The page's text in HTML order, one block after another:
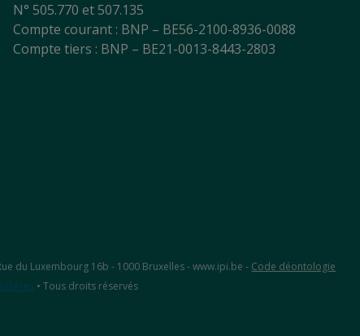
N° 505.770 et 507.135
Compte courant : BNP – BE56-2100-8936-0088
Compte tiers : BNP – BE21-0013-8443-2803
du Luxembourg 16b - 1000 Bruxelles - www.ipi.be - Code déontologie
• Tous droits réservés